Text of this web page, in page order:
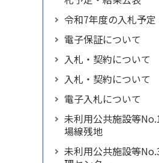
令和7年度の入札予
電子保証について
入札・契約について
入札・契約について
電子入札について
未利用公共施設等
場線残地
未利用公共施設等